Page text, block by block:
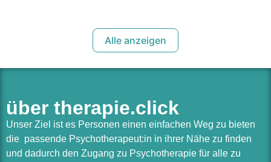
Alle anzeigen
über therapie.click
Unser Ziel ist es Personen einen einfachen Weg zu bieten
die passende Psychotherapeut:in in ihrer Nähe zu finden
und dadurch den Zugang zu Psychotherapie für alle zu